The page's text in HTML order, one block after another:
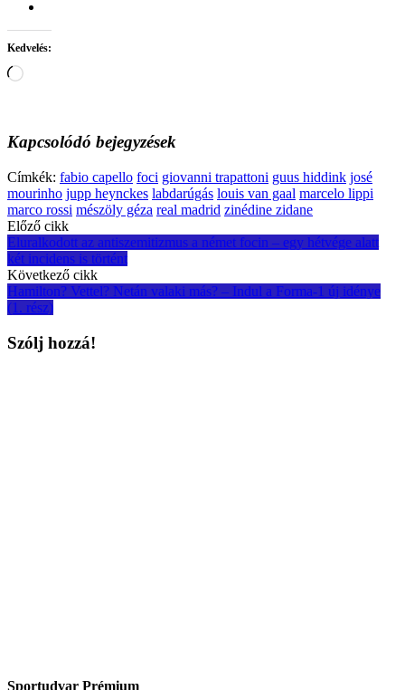
Kedvelés:
Loading…
Kapcsolódó bejegyzések
Címkék: fabio capello foci giovanni trapattoni guus hiddink josé
mourinho jupp heynckes labdarúgás louis van gaal marcelo lippi
marco rossi mészöly géza real madrid zinédine zidane
Post
navigation
Előző cikk
Eluralkodott az antiszemitizmus a német focin – egy hétvége alatt
két incidens is történt
Következő cikk
Hamilton? Vettel? Netán valaki más? – Indul a Forma-1 új idénye
(1. rész)
Szólj hozzá!
Sportudvar Prémium